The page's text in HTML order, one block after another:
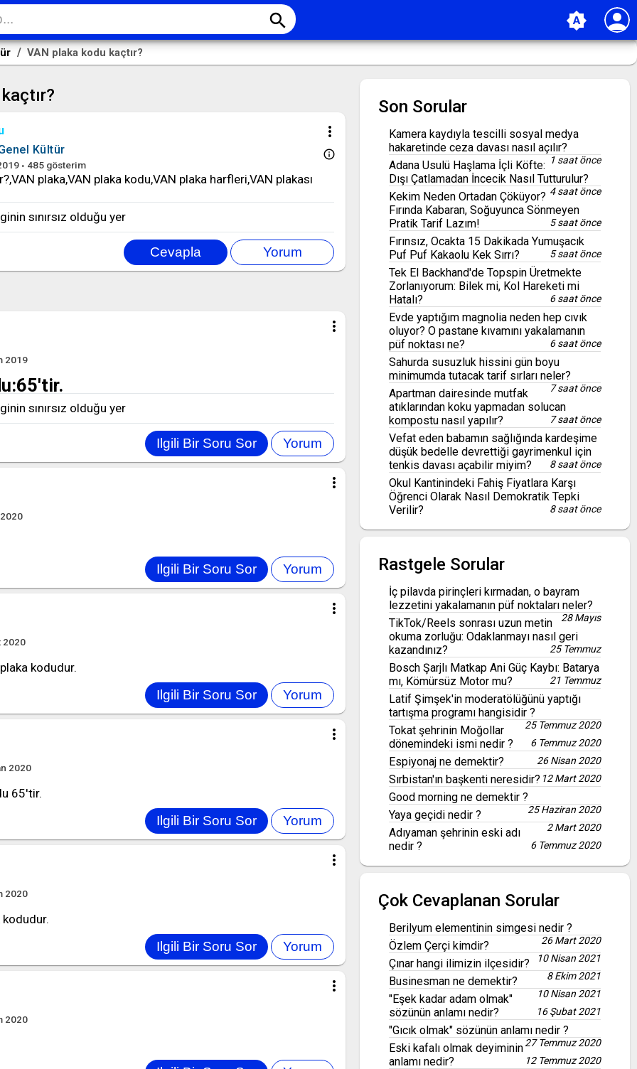
person
search brightness_auto
VAN plaka kodu kaçtır?
more_vert
Kültür
485 gösterim
info_outline
plaka,VAN plaka kodu,VAN plaka harfleri,VAN plakası
sınırsız olduğu yer
more_vert
2019
sınırsız olduğu yer
more_vert
more_vert
2020
kodudur.
more_vert
2020
65'tir.
more_vert
2020
more_vert
2020
Son Sorular
Kamera kaydıyla tescilli sosyal medya
hakaretinde ceza davası nasıl açılır?
1 saat önce
Adana Usulü Haşlama İçli Köfte:
Dışı Çatlamadan İncecik Nasıl Tutturulur?
4 saat önce
Kekim Neden Ortadan Çöküyor?
Fırında Kabaran, Soğuyunca Sönmeyen
Pratik Tarif Lazım!
5 saat önce
Fırınsız, Ocakta 15 Dakikada Yumuşacık
Puf Puf Kakaolu Kek Sırrı?
5 saat önce
Tek El Backhand'de Topspin Üretmekte
Zorlanıyorum: Bilek mi, Kol Hareketi mi
Hatalı?
6 saat önce
Evde yaptığım magnolia neden hep cıvık
oluyor? O pastane kıvamını yakalamanın
püf noktası ne?
6 saat önce
Sahurda susuzluk hissini gün boyu
minimumda tutacak tarif sırları neler?
7 saat önce
Apartman dairesinde mutfak
atıklarından koku yapmadan solucan
kompostu nasıl yapılır?
7 saat önce
Vefat eden babamın sağlığında kardeşime
düşük bedelle devrettiği gayrimenkul için
tenkis davası açabilir miyim?
8 saat önce
Okul Kantinindeki Fahiş Fiyatlara Karşı
Öğrenci Olarak Nasıl Demokratik Tepki
Verilir?
8 saat önce
Rastgele Sorular
İç pilavda pirinçleri kırmadan, o bayram
lezzetini yakalamanın püf noktaları neler?
28 Mayıs
TikTok/Reels sonrası uzun metin
okuma zorluğu: Odaklanmayı nasıl geri
kazandınız?
25 Temmuz
Bosch Şarjlı Matkap Ani Güç Kaybı: Batarya
mı, Kömürsüz Motor mu?
21 Temmuz
Latif Şimşek'in moderatölüğünü yaptığı
tartışma programı hangisidir ?
25 Temmuz 2020
Tokat şehrinin Moğollar
dönemindeki ismi nedir ?
6 Temmuz 2020
Espiyonaj ne demektir? 26 Nisan 2020
Sırbistan'ın başkenti neresidir? 12 Mart 2020
Good morning ne demektir ?
25 Haziran 2020
Yaya geçidi nedir ?
2 Mart 2020
Adıyaman şehrinin eski adı
nedir ?
6 Temmuz 2020
Çok Cevaplanan Sorular
Berilyum elementinin simgesi nedir ?
26 Mart 2020
Özlem Çerçi kimdir?
10 Nisan 2021
Çınar hangi ilimizin ilçesidir?
8 Ekim 2021
Businesman ne demektir?
10 Nisan 2021
"Eşek kadar adam olmak"
sözünün anlamı nedir?
16 Şubat 2021
"Gıcık olmak" sözünün anlamı nedir ?
27 Temmuz 2020
Eski kafalı olmak deyiminin
anlamı nedir?
12 Temmuz 2020